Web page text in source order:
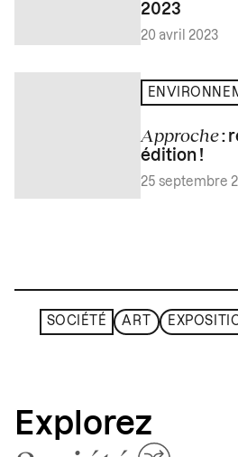
2023
20 avril 2023
Approche:
édition !
25 septembre
SOCIÉTÉ ART
Explorez